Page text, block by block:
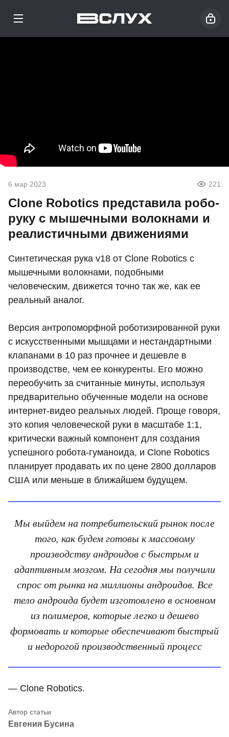
6 мар 2023 221
Clone Robotics представила робо-
руку с мышечными волокнами и
реалистичными движениями
Синтетическая рука v18 от Clone Robotics с
мышечными волокнами, подобными
человеческим, движется точно так же, как ее
реальный аналог.
Версия антропоморфной роботизированной руки
с искусственными мышцами и нестандартными
клапанами в 10 раз прочнее и дешевле в
производстве, чем ее конкуренты. Его можно
переобучить за считанные минуты, используя
предварительно обученные модели на основе
интернет-видео реальных людей. Проще говоря,
это копия человеческой руки в масштабе 1:1,
критически важный компонент для создания
успешного робота-гуманоида, и Clone Robotics
планирует продавать их по цене 2800 долларов
США или меньше в ближайшем будущем.
Мы выйдем на потребительский рынок после
того, как будем готовы к массовому
производству андроидов с быстрым и
адаптивным мозгом. На сегодня мы получили
спрос от рынка на миллионы андроидов. Все
тело андроида будет изготовлено в основном
из полимеров, которые легко и дешево
формовать и которые обеспечивают быстрый
и недорогой производственный процесс
— Clone Robotics.
Евгения Бусина